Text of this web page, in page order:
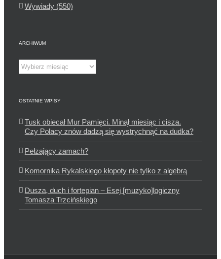
Wywiady (550)
ARCHIWUM
Archiwum
OSTATNIE WPISY
Tusk obiecał Mur Pamięci. Minął miesiąc i cisza.
Czy Polacy znów dadzą się wystrychnąć na dudka?
Pełzający zamach?
Komornika Rykalskiego kłopoty nie tylko z algebrą
Dusza, duch i fortepian – Esej [muzyko]logiczny
Tomasza Trzcińskiego